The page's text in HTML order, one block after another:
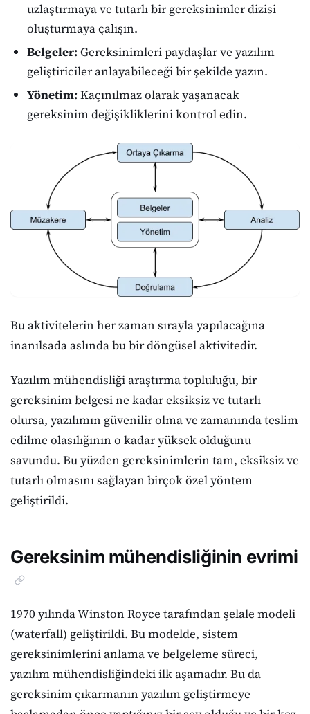
uzlaştırmaya ve tutarlı bir gereksinimler dizisi
oluşturmaya çalışın.
Belgeler: Gereksinimleri paydaşlar ve yazılım
geliştiriciler anlayabileceği bir şekilde yazın.
Yönetim: Kaçınılmaz olarak yaşanacak
gereksinim değişikliklerini kontrol edin.
Bu aktivitelerin her zaman sırayla yapılacağına
inanılsada aslında bu bir döngüsel aktivitedir.
Yazılım mühendisliği araştırma topluluğu, bir
gereksinim belgesi ne kadar eksiksiz ve tutarlı
olursa, yazılımın güvenilir olma ve zamanında teslim
edilme olasılığının o kadar yüksek olduğunu
savundu. Bu yüzden gereksinimlerin tam, eksiksiz ve
tutarlı olmasını sağlayan birçok özel yöntem
geliştirildi.
Gereksinim mühendisliğinin evrimi
1970 yılında Winston Royce tarafından şelale modeli
(waterfall) geliştirildi. Bu modelde, sistem
gereksinimlerini anlama ve belgeleme süreci,
yazılım mühendisliğindeki ilk aşamadır. Bu da
gereksinim çıkarmanın yazılım geliştirmeye